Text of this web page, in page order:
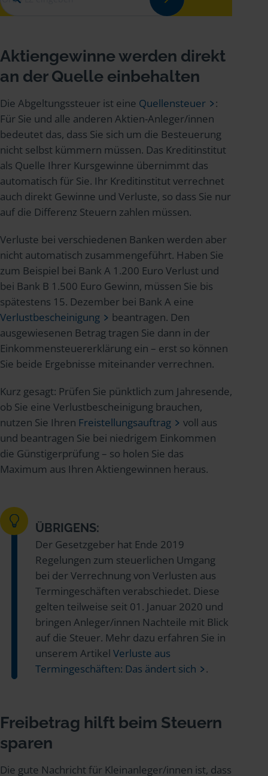
Aktiengewinne werden direkt
an der Quelle einbehalten
Die Abgeltungssteuer ist eine Quellensteuer
:
Für Sie und alle anderen Aktien-Anleger/innen
bedeutet das, dass Sie sich um die Besteuerung
nicht selbst kümmern müssen. Das Kreditinstitut
als Quelle Ihrer Kursgewinne übernimmt das
automatisch für Sie. Ihr Kreditinstitut verrechnet
auch direkt Gewinne und Verluste, so dass Sie nur
auf die Differenz Steuern zahlen müssen.
Verluste bei verschiedenen Banken werden aber
nicht automatisch zusammengeführt. Haben Sie
zum Beispiel bei Bank A 1.200 Euro Verlust und
bei Bank B 1.500 Euro Gewinn, müssen Sie bis
spätestens 15. Dezember bei Bank A eine
Verlustbescheinigung
beantragen. Den
ausgewiesenen Betrag tragen Sie dann in der
Einkommensteuererklärung ein – erst so können
Sie beide Ergebnisse miteinander verrechnen.
Kurz gesagt: Prüfen Sie pünktlich zum Jahresende,
ob Sie eine Verlustbescheinigung brauchen,
nutzen Sie Ihren Freistellungsauftrag
voll aus
und beantragen Sie bei niedrigem Einkommen
die Günstigerprüfung – so holen Sie das
Maximum aus Ihren Aktiengewinnen heraus.
ÜBRIGENS:
Der Gesetzgeber hat Ende 2019
Regelungen zum steuerlichen Umgang
bei der Verrechnung von Verlusten aus
Termingeschäften verabschiedet. Diese
gelten teilweise seit 01. Januar 2020 und
bringen Anleger/innen Nachteile mit Blick
auf die Steuer. Mehr dazu erfahren Sie in
unserem Artikel Verluste aus
Termingeschäften: Das ändert sich
.
Freibetrag hilft beim Steuern
sparen
Die gute Nachricht für Kleinanleger/innen ist, dass